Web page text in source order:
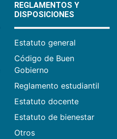
REGLAMENTOS Y
DISPOSICIONES
Estatuto general
Código de Buen
Gobierno
Reglamento estudiantil
Estatuto docente
Estatuto de bienestar
Otros